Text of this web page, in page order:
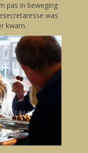
pas in beweging
was
kwam.